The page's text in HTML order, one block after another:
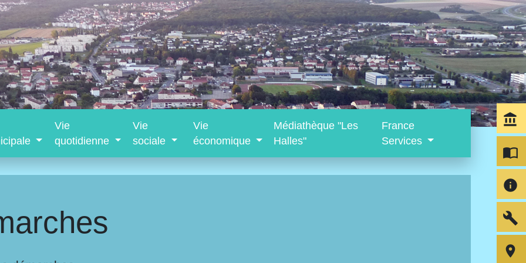
Vie
quotidienne
Vie
sociale
Vie
économique
Médiathèque "Les
Halles"
France
Services
account_balance
import_contacts
info
build
room